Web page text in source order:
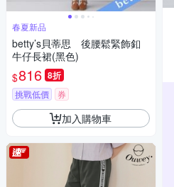
春夏新品
betty’s貝蒂思 後腰鬆緊飾釦
牛仔長裙(黑色)
$816 8折
挑戰低價 券
加入購物車